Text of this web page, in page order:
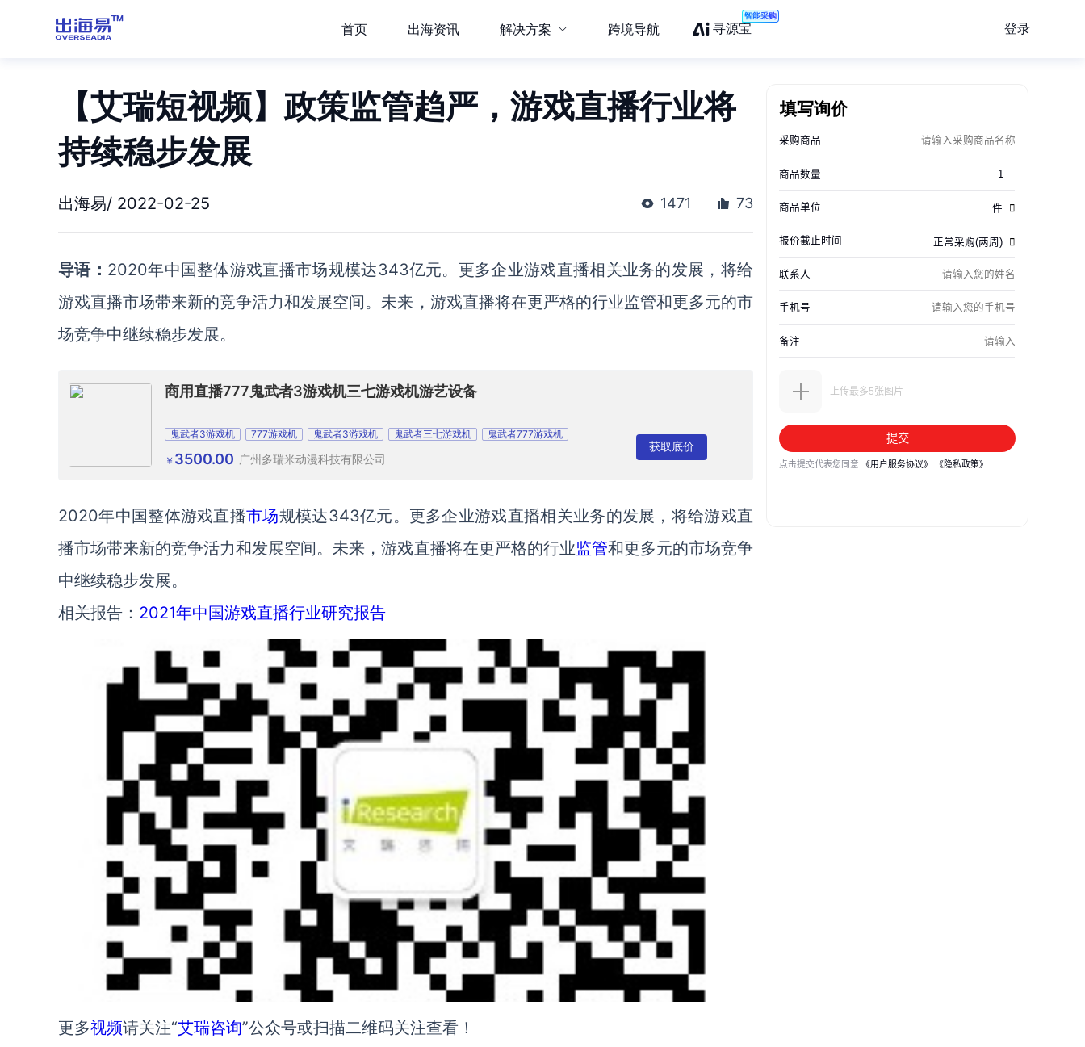
首页 出海资讯 解决方案 跨境导航 寻源宝
智能采购
登录
【艾瑞短视频】政策监管趋严，游戏直播行业将
持续稳步发展
出海易/ 2022-02-25 1471 73
导语： 2020年中国整体游戏直播市场规模达343亿元。更多企业游戏直播相关业务的发展，将给
游戏直播市场带来新的竞争活力和发展空间。未来，游戏直播将在更严格的行业监管和更多元的市
场竞争中继续稳步发展。
商用直播777鬼武者3游戏机三七游戏机游艺设备
鬼武者3游戏机 777游戏机 鬼武者3游戏机 鬼武者三七游戏机 鬼武者777游戏机
￥ 3500.00 广州多瑞米动漫科技有限公司
获取底价
2020年中国整体游戏直播市场规模达343亿元。更多企业游戏直播相关业务的发展，将给游戏直
播市场带来新的竞争活力和发展空间。未来，游戏直播将在更严格的行业监管和更多元的市场竞争
中继续稳步发展。
相关报告： 2021年中国游戏直播行业研究报告
更多视频请关注“艾瑞咨询”公众号或扫描二维码关注查看！
填写询价